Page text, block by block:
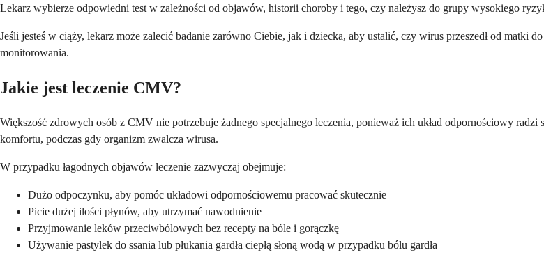
Lekarz wybierze odpowiedni test w zależności od objawów, historii choroby i tego, czy należysz do grupy wysokiego
Jeśli jesteś w ciąży, lekarz może zalecić badanie zarówno Ciebie, jak i dziecka, aby ustalić, czy wirus przeszedł od matki
monitorowania.
Jakie jest leczenie CMV?
Większość zdrowych osób z CMV nie potrzebuje żadnego specjalnego leczenia, ponieważ ich układ odpornościowy
komfortu, podczas gdy organizm zwalcza wirusa.
W przypadku łagodnych objawów leczenie zazwyczaj obejmuje:
Dużo odpoczynku, aby pomóc układowi odpornościowemu pracować skutecznie
Picie dużej ilości płynów, aby utrzymać nawodnienie
Przyjmowanie leków przeciwbólowych bez recepty na bóle i gorączkę
Używanie pastylek do ssania lub płukania gardła ciepłą słoną wodą w przypadku bólu gardła